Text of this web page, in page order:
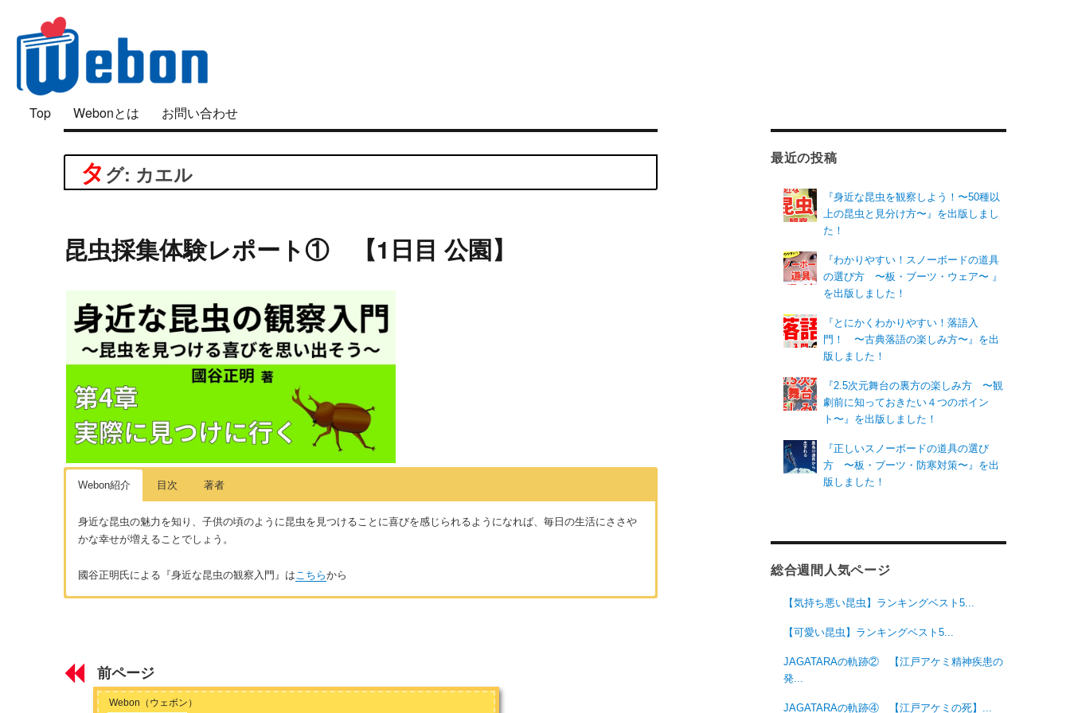
Webon（ウェボン）
「好き」は面白い
Top Webonとは お問い合わせ
タ グ: カエル
昆虫採集体験レポート① 【1日目 公園】
Webon紹介 目次 著者
身近な昆虫の魅力を知り、子供の頃のように昆虫を見つけることに喜びを感じられるようになれば、毎日の生活にささや
かな幸せが増えることでしょう。
國谷正明氏による『身近な昆虫の観察入門』は こちらから
第1章 季節から見つける
から
facebook（國谷）
前ページ
Webon（ウェボン）
最近の投稿
『身近な昆虫を観察しよう！〜50種以
上の昆虫と見分け方〜』を出版しまし
た！
『わかりやすい！スノーボードの道具
の選び方 〜板・ブーツ・ウェア〜 』
を出版しました！
『とにかくわかりやすい！落語入
門！ 〜古典落語の楽しみ方〜』を出
版しました！
『2.5次元舞台の裏方の楽しみ方 〜観
劇前に知っておきたい４つのポイン
ト〜』を出版しました！
『正しいスノーボードの道具の選び
方 〜板・ブーツ・防寒対策〜』を出
版しました！
総合週間人気ページ
【気持ち悪い昆虫】ランキングベスト5...
【可愛い昆虫】ランキングベスト5...
JAGATARAの軌跡② 【江戸アケミ精神疾患の
発...
JAGATARAの軌跡④ 【江戸アケミの死】...